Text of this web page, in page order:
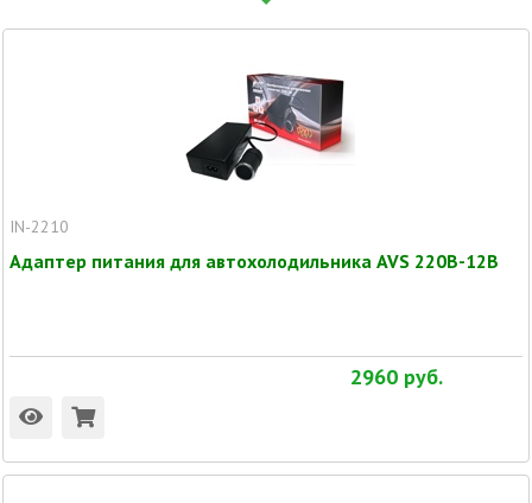
IN-2210
Адаптер питания для автохолодильника AVS 220В-12В
2960 руб.